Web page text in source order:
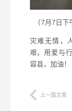
（7月7日
灾难无情，
艰，用爱与
容县，加油！
上一篇文章